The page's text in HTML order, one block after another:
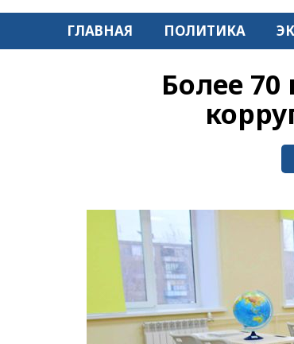
ГЛАВНАЯ ПОЛИТИКА
Более